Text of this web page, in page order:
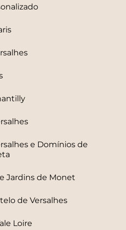
e Domínios de
Jardins de Monet
de Versalhes
Loire